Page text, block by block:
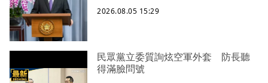
2026.08.05 15:29
民眾黨立委質詢炫空軍外套 防長聽
得滿臉問號